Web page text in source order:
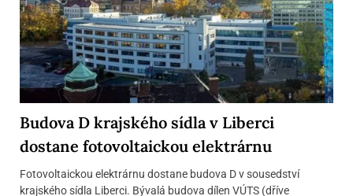
Budova D krajského sídla v Liberci
dostane fotovoltaickou elektrárnu
Fotovoltaickou elektrárnu dostane budova D v sousedství
krajského sídla Liberci. Bývalá budova dílen VÚTS (dříve